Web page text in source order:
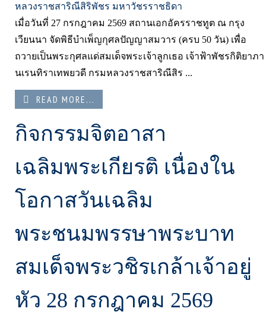
เมื่อวันที่ 27 กรกฎาคม 2569 สถานเอกอัครราชทูต ณ กรุง
เวียนนา จัดพิธีบำเพ็ญกุศลปัญญาสมวาร (ครบ 50 วัน) เพื่อ
ถวายเป็นพระกุศลแด่สมเด็จพระเจ้าลูกเธอ เจ้าฟ้าพัชรกิติยาภา
นเรนทิราเทพยวดี กรมหลวงราชสาริณีสิร ...
READ MORE...
กิจกรรมจิตอาสา
เฉลิมพระเกียรติ เนื่องใน
โอกาสวันเฉลิม
พระชนมพรรษาพระบาท
สมเด็จพระวชิรเกล้าเจ้าอยู่
หัว 28 กรกฎาคม 2569